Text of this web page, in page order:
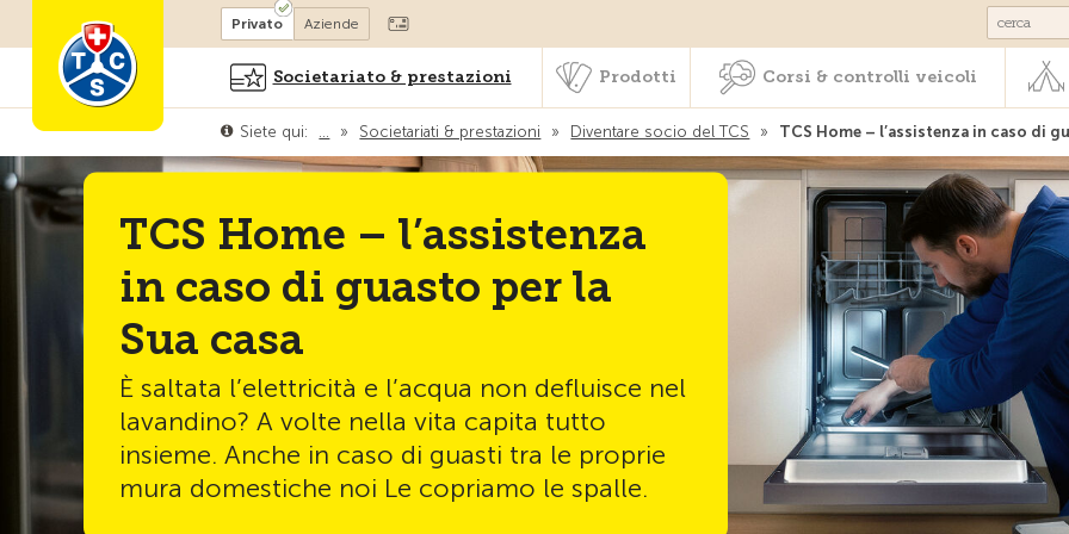
Diventare socio Corsi & controlli
Privato Aziende
Societariato & prestazioni Prodotti Corsi & controlli veicoli
Siete qui: … » Societariati & prestazioni » Diventare socio del TCS » TCS Home – l’assistenza in caso di
TCS Home – l’assistenza
in caso di guasto per la
Sua casa
È saltata l’elettricità e l’acqua non defluisce nel
lavandino? A volte nella vita capita tutto
insieme. Anche in caso di guasti tra le proprie
mura domestiche noi Le copriamo le spalle.